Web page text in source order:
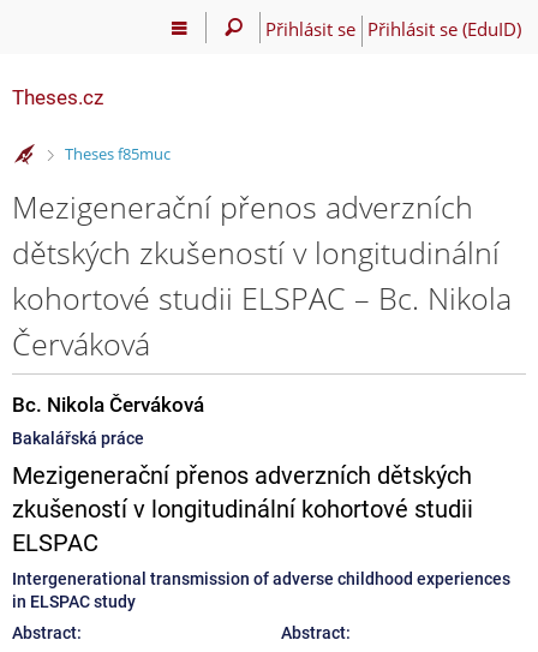
Přihlásit se Přihlásit se (EduID)
Theses.cz
>
Theses f85muc
Mezigenerační přenos adverzních
dětských zkušeností v longitudinální
kohortové studii ELSPAC – Bc. Nikola
Červáková
Bc. Nikola Červáková
Bakalářská práce
Mezigenerační přenos adverzních dětských
zkušeností v longitudinální kohortové studii
ELSPAC
Intergenerational transmission of adverse childhood experiences
in ELSPAC study
Abstract:
Abstract: